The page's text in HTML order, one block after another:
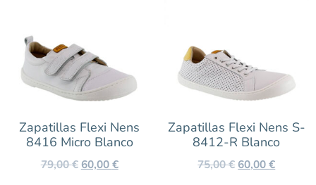
Zapatillas Flexi Nens
8416 Micro Blanco
79,00€ 60,00€
Zapatillas Flexi Nens S-
8412-R Blanco
75,00€ 60,00€